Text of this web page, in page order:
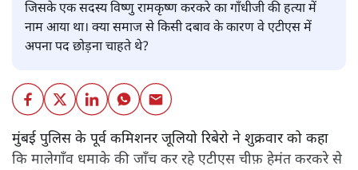
जिसके एक सदस्य विष्णु रामकृष्ण करकरे का गाँधीजी की हत्या में
नाम आया था। क्या समाज से किसी दबाव के कारण वे एटीएस में
अपना पद छोड़ना चाहते थे?
मुंबई पुलिस के पूर्व कमिशनर जूलियो रिबेरो ने शुक्रवार को कहा
कि मालेगाँव धमाके की जाँच कर रहे एटीएस चीफ़ हेमंत करकरे से